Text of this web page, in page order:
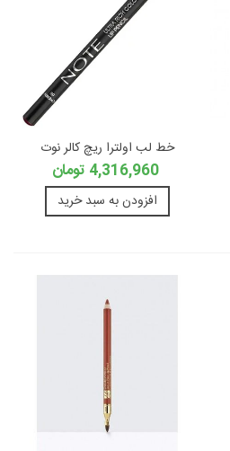
خط لب اولترا ریچ کالر نوت
4,316,960 تومان
افزودن به سبد خرید